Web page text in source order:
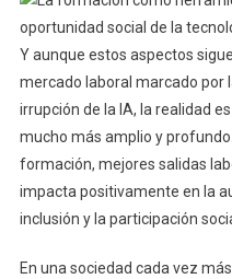
Y aunque estos aspectos
mercado laboral marcado por
irrupción de la IA, la realidad
mucho más amplio y
formación, mejores salidas
impacta positivamente en la
inclusión y la participación
En una sociedad cada vez